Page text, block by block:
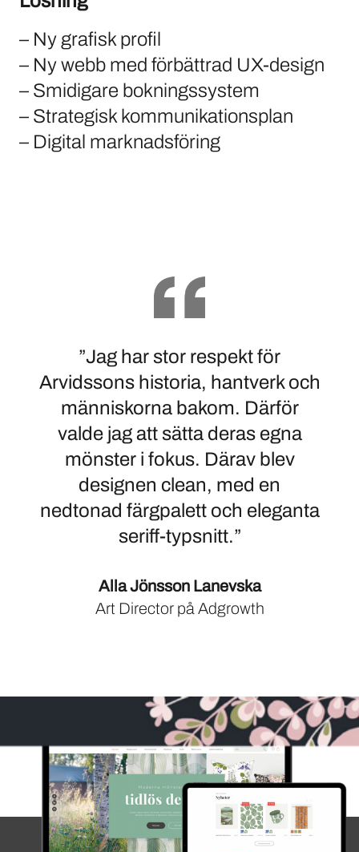
– Ny grafisk profil
– Ny webb med förbättrad UX-design
– Smidigare bokningssystem
– Strategisk kommunikationsplan
– Digital marknadsföring
”Jag har stor respekt för
Arvidssons historia, hantverk och
människorna bakom. Därför
valde jag att sätta deras egna
mönster i fokus. Därav blev
designen clean, med en
nedtonad färgpalett och eleganta
seriff-typsnitt.”
Alla Jönsson Lanevska
Art Director på Adgrowth